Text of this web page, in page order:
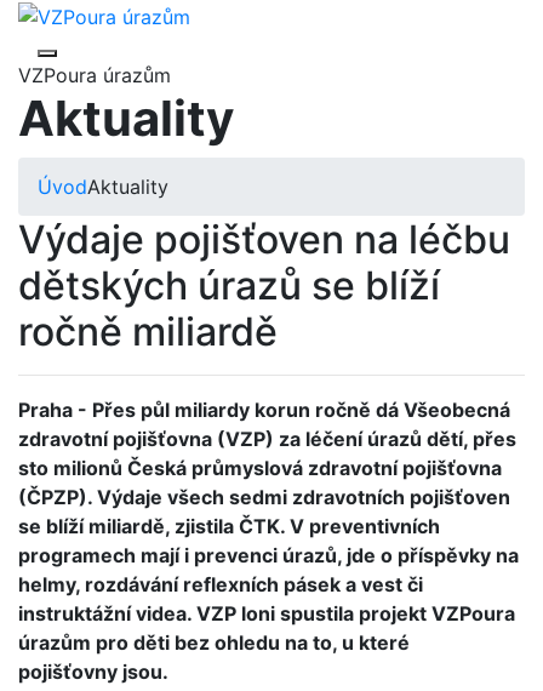
VZPoura úrazům
Aktuality
ÚvodAktuality
Výdaje pojišťoven na léčbu
dětských úrazů se blíží
ročně miliardě
Praha - Přes půl miliardy korun ročně dá Všeobecná
zdravotní pojišťovna (VZP) za léčení úrazů dětí, přes
sto milionů Česká průmyslová zdravotní pojišťovna
(ČPZP). Výdaje všech sedmi zdravotních pojišťoven
se blíží miliardě, zjistila ČTK. V preventivních
programech mají i prevenci úrazů, jde o příspěvky na
helmy, rozdávání reflexních pásek a vest či
instruktážní videa. VZP loni spustila projekt VZPoura
úrazům pro děti bez ohledu na to, u které
pojišťovny jsou.